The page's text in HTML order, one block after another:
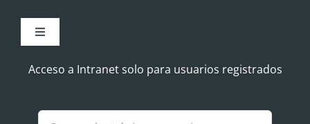
Toggle
Aviso Legal
Política de Cookies
Acceso a Intranet solo para usuarios registrados